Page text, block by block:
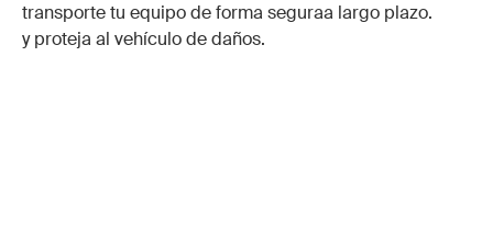
transporte tu equipo de forma segura
y proteja al vehículo de daños.
a largo plazo.